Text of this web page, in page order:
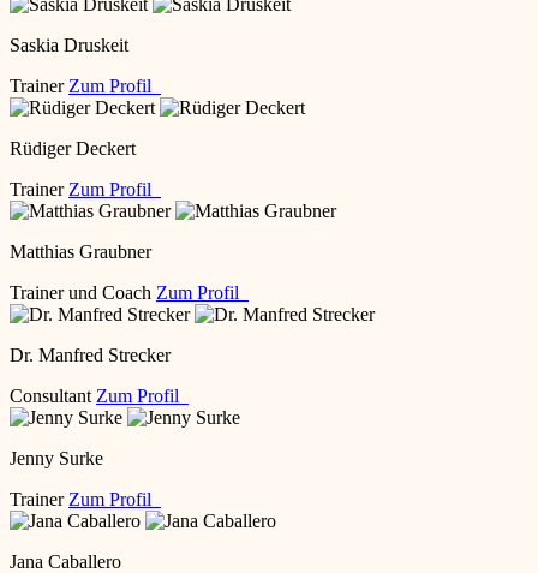
Saskia Druskeit
Trainer Zum Profil
Rüdiger Deckert
Trainer Zum Profil
Matthias Graubner
Trainer und Coach Zum Profil
Dr. Manfred Strecker
Consultant Zum Profil
Jenny Surke
Trainer Zum Profil
Jana Caballero